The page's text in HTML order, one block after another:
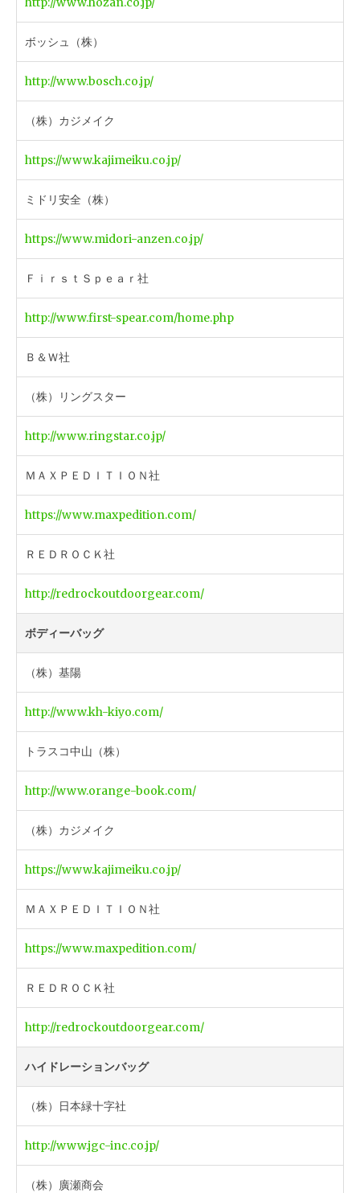
ボッシュ（株）
http://www.bosch.co.jp/
（株）カジメイク
https://www.kajimeiku.co.jp/
ミドリ安全（株）
https://www.midori-anzen.co.jp/
ＦｉｒｓｔＳｐｅａｒ社
http://www.first-spear.com/home.php
Ｂ＆Ｗ社
（株）リングスター
http://www.ringstar.co.jp/
ＭＡＸＰＥＤＩＴＩＯＮ社
https://www.maxpedition.com/
ＲＥＤＲＯＣＫ社
http://redrockoutdoorgear.com/
ボディーバッグ
（株）基陽
http://www.kh-kiyo.com/
トラスコ中山（株）
http://www.orange-book.com/
（株）カジメイク
https://www.kajimeiku.co.jp/
ＭＡＸＰＥＤＩＴＩＯＮ社
https://www.maxpedition.com/
ＲＥＤＲＯＣＫ社
http://redrockoutdoorgear.com/
ハイドレーションバッグ
（株）日本緑十字社
http://www.jgc-inc.co.jp/
（株）廣瀬商会